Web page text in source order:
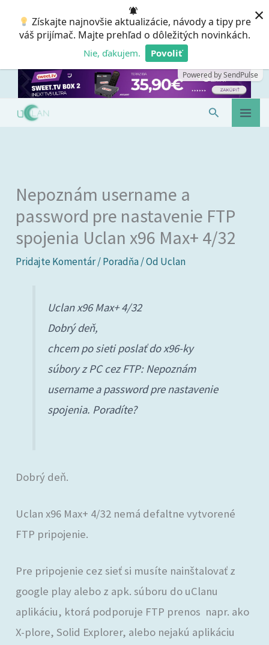
Získajte najnovšie aktualizácie, návody a tipy pre
váš prijímač. Majte prehľad o dôležitých novinkách.
Nie, ďakujem. Povoliť
Powered by SendPulse
×
Hľadať
Nepoznám username a
password pre nastavenie FTP
spojenia Uclan x96 Max+ 4/32
Pridajte Komentár/Poradňa/ Od Uclan
Uclan x96 Max+ 4/32
Dobrý deň,
chcem po sieti poslať do x96-ky
súbory z PC cez FTP: Nepoznám
username a password pre nastavenie
spojenia. Poradíte?
Dobrý deň.
Uclan x96 Max+ 4/32 nemá defaltne vytvorené
FTP pripojenie.
Pre pripojenie cez sieť si musíte nainštalovať z
google play alebo z apk. súboru do uClanu
aplikáciu, ktorá podporuje FTP prenos napr. ako
X-plore, Solid Explorer, alebo nejakú aplikáciu